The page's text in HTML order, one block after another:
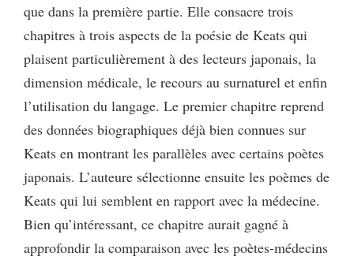
que dans la première partie. Elle consacre trois
chapitres à trois aspects de la poésie de Keats qui
plaisent particulièrement à des lecteurs japonais, la
dimension médicale, le recours au surnaturel et enfin
l’utilisation du langage. Le premier chapitre reprend
des données biographiques déjà bien connues sur
Keats en montrant les parallèles avec certains poètes
japonais. L’auteure sélectionne ensuite les poèmes de
Keats qui lui semblent en rapport avec la médecine.
Bien qu’intéressant, ce chapitre aurait gagné à
approfondir la comparaison avec les poètes-médecins